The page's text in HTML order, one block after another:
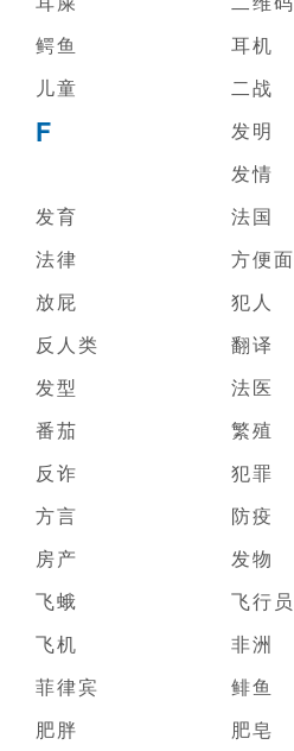
鳄鱼
耳机
儿童
二战
F
发明
发情
发育
法国
法律
方便面
放屁
犯人
反人类
翻译
发型
法医
番茄
繁殖
反诈
犯罪
方言
防疫
房产
发物
飞蛾
飞行员
飞机
非洲
菲律宾
鲱鱼
肥胖
肥皂